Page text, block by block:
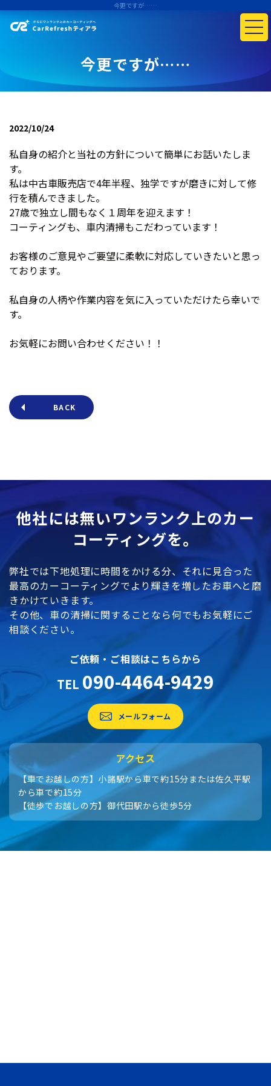
今更ですが……
今更ですが……
2022/10/24
私自身の紹介と当社の方針について簡単にお話いたしま
す。
私は中古車販売店で4年半程、独学ですが磨きに対して修
行を積んできました。
27歳で独立し間もなく１周年を迎えます！
コーティングも、車内清掃もこだわっています！
お客様のご意見やご要望に柔軟に対応していきたいと思っ
ております。
私自身の人柄や作業内容を気に入っていただけたら幸いで
す。
お気軽にお問い合わせください！！
BACK
他社には無いワンランク上のカー
コーティングを。
弊社では下地処理に時間をかける分、それに見合った
最高のカーコーティングでより輝きを増したお車へと磨
きかけていきます。
その他、車の清掃に関することなら何でもお気軽にご
相談ください。
ご依頼・ご相談はこちらから
TEL 090-4464-9429
メールフォーム
アクセス
【車でお越しの方】小諸駅から車で約15分または佐久平駅
から車で約15分
【徒歩でお越しの方】御代田駅から徒歩5分